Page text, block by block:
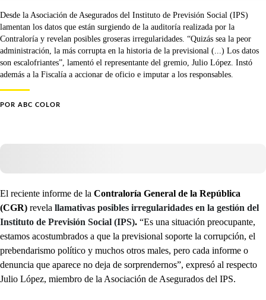
Desde la Asociación de Asegurados del Instituto de Previsión Social (IPS)
lamentan los datos que están surgiendo de la auditoría realizada por la
Contraloría y revelan posibles groseras irregularidades. “Quizás sea la peor
administración, la más corrupta en la historia de la previsional (...) Los datos
son escalofriantes”, lamentó el representante del gremio, Julio López. Instó
además a la Fiscalía a accionar de oficio e imputar a los responsables.
POR ABC COLOR
El reciente informe de la Contraloría General de la República
(CGR) revela llamativas posibles irregularidades en la gestión del
Instituto de Previsión Social (IPS). “Es una situación preocupante,
estamos acostumbrados a que la previsional soporte la corrupción, el
prebendarismo político y muchos otros males, pero cada informe o
denuncia que aparece no deja de sorprendernos”, expresó al respecto
Julio López, miembro de la Asociación de Asegurados del IPS.